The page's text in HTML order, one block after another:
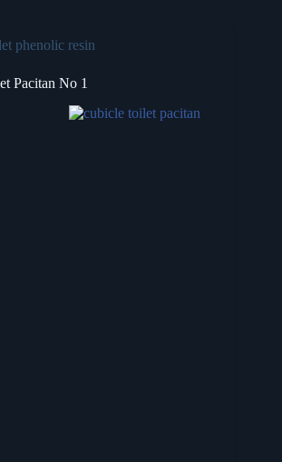
phenolic resin
Pacitan No 1